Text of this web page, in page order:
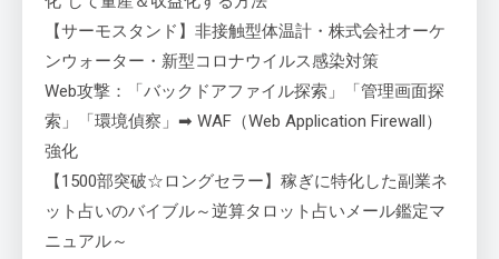
【サーモスタンド】非接触型体温計・株式会社オーケ
ンウォーター・新型コロナウイルス感染対策
Web攻撃：「バックドアファイル探索」「管理画面探
索」「環境偵察」➡ WAF（Web Application Firewall）
強化
【1500部突破☆ロングセラー】稼ぎに特化した副業ネ
ット占いのバイブル～逆算タロット占いメール鑑定マ
ニュアル～